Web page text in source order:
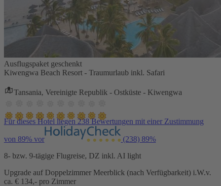
Ausflugspaket geschenkt
Kiwengwa Beach Resort - Traumurlaub inkl. Safari
Tansania, Vereinigte Republik - Ostküste - Kiwengwa
Für dieses Hotel liegen 238 Bewertungen mit einer Zustimmung
von 89% vor (238) 89%
8- bzw. 9-tägige Flugreise, DZ inkl. AI light
Upgrade auf Doppelzimmer Meerblick (nach Verfügbarkeit) i.W.v.
ca. € 134,- pro Zimmer